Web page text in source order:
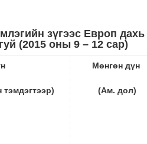
зүгээс Европ дахь
(2015 оны 9 –12 сар)
Мөнгөн дүн
(Ам. дол)